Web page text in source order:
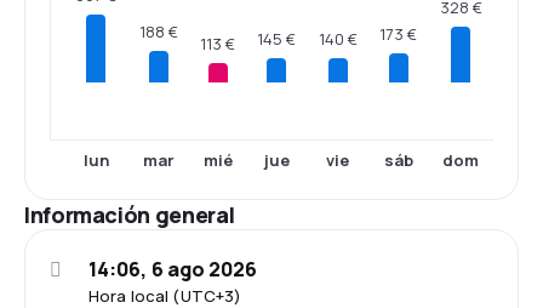
lun
188 €
mar
113 €
mié
145 €
jue
140 €
vie
173 €
sáb
328 €
dom
Información general
Hora local (UTC+3)
14:06, 6 ago 2026